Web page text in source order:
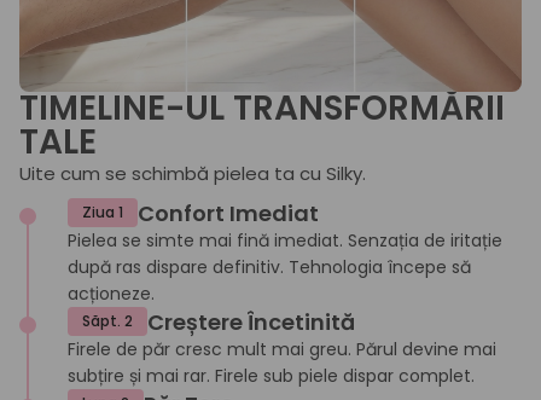
TIMELINE-UL TRANSFORMĂRII
TALE
Uite cum se schimbă pielea ta cu Silky.
Ziua 1 Confort Imediat
Pielea se simte mai fină imediat. Senzația de iritație
după ras dispare definitiv. Tehnologia începe să
acționeze.
Săpt. 2 Creștere Încetinită
Firele de păr cresc mult mai greu. Părul devine mai
subțire și mai rar. Firele sub piele dispar complet.